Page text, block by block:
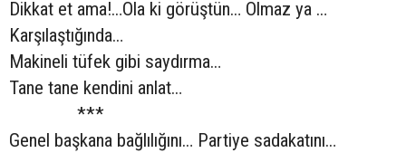
Dikkat et ama!…Ola ki görüştün… Olmaz ya …
Karşılaştığında…
Makineli tüfek gibi saydırma…
Tane tane kendini anlat…
***
Genel başkana bağlılığını… Partiye sadakatını…